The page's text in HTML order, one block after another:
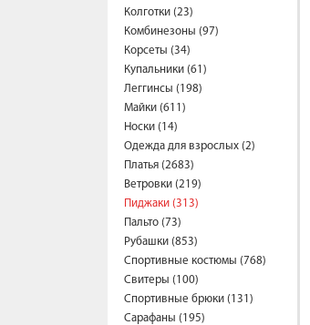
Колготки (23)
Комбинезоны (97)
Корсеты (34)
Купальники (61)
Леггинсы (198)
Майки (611)
Носки (14)
Одежда для взрослых (2)
Платья (2683)
Ветровки (219)
Пиджаки (313)
Пальто (73)
Рубашки (853)
Спортивные костюмы (768)
Свитеры (100)
Спортивные брюки (131)
Сарафаны (195)